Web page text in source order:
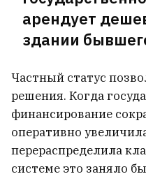
арендует
здании
Частный статус
решения. Когда
финансирование
оперативно
перераспределила
системе это заняло